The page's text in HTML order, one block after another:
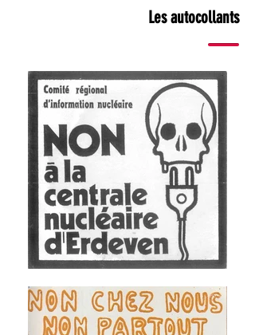
Les autocollants